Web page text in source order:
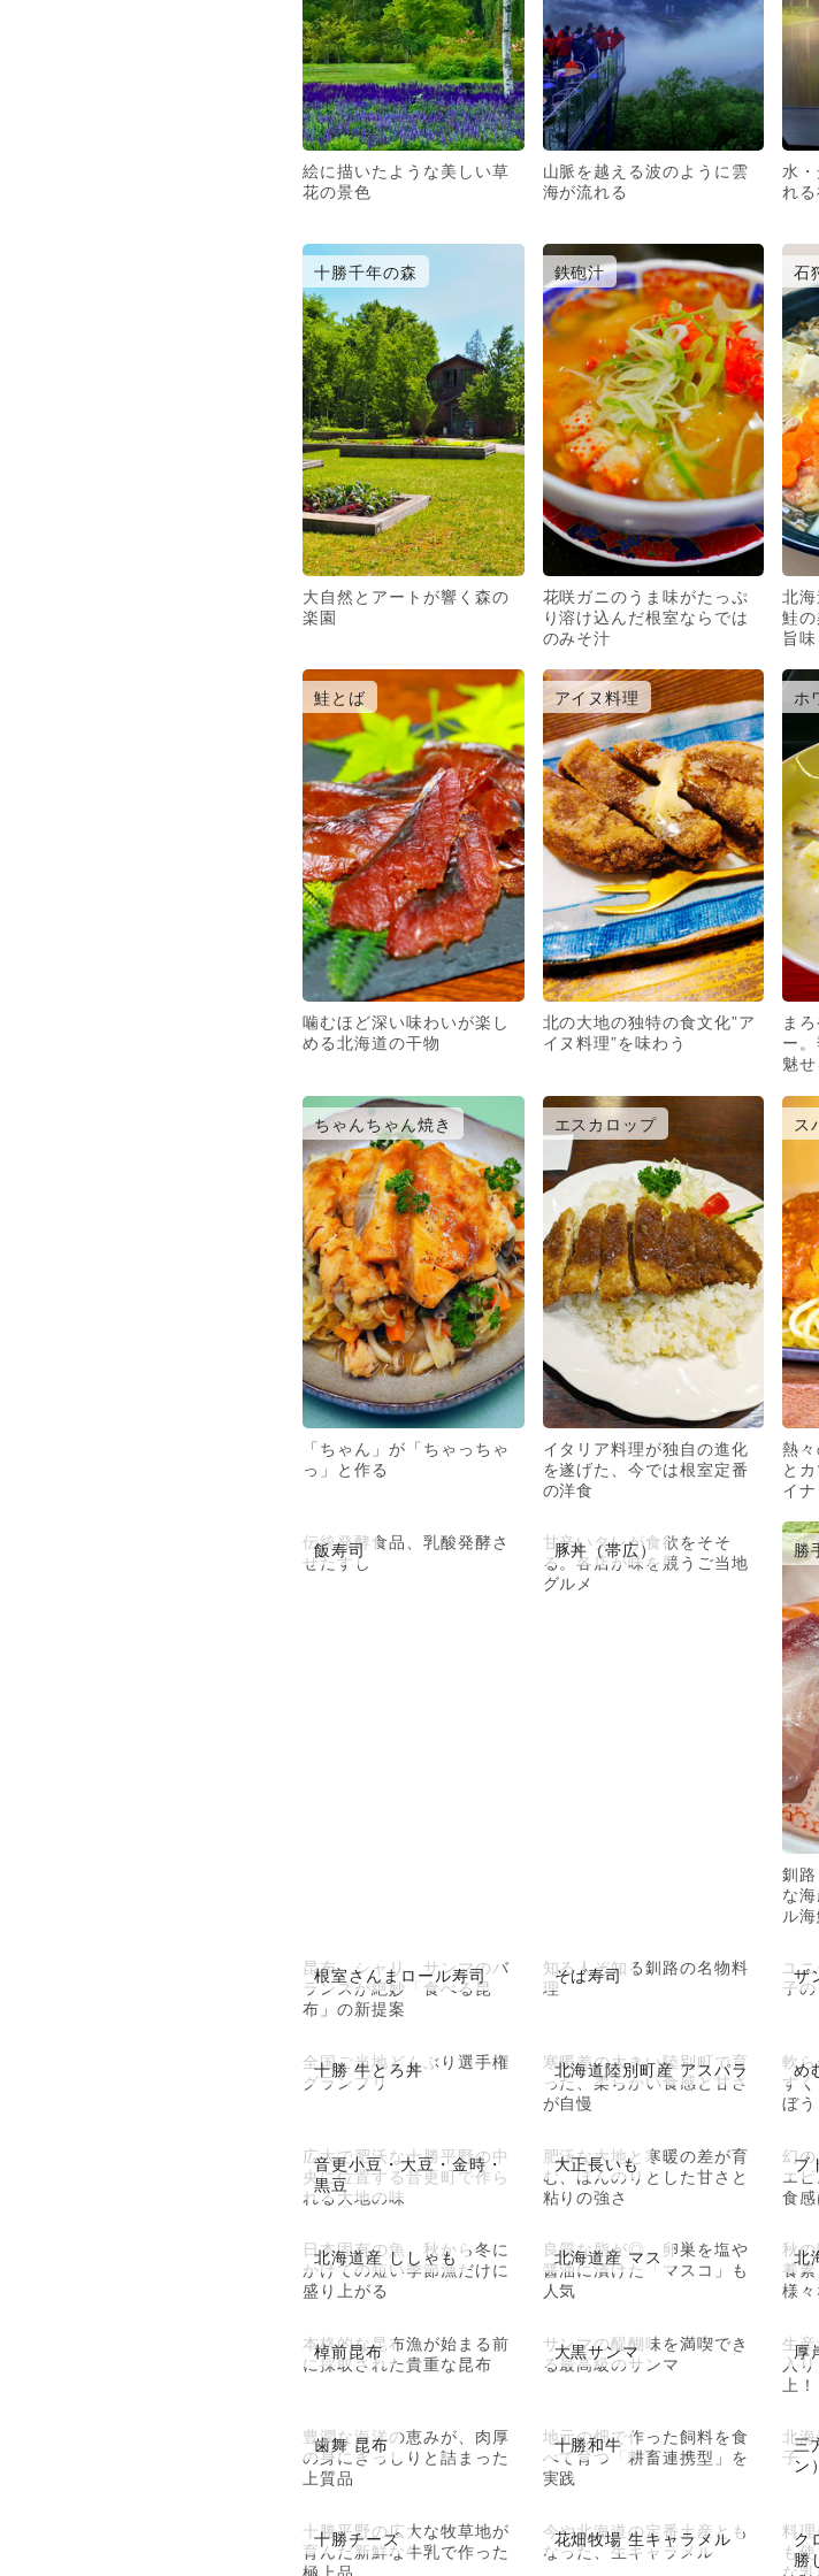
絵に描いたような美しい草
花の景色
山脈を越える波のように雲
海が流れる
水
れ
十勝千年の森
大自然とアートが響く森の
楽園
鉄砲汁
花咲ガニのうま味がたっぷ
り溶け込んだ根室ならでは
のみそ汁
石
北海
鮭
旨味
鮭とば
噛むほど深い味わいが楽し
める北海道の干物
アイヌ料理
北の大地の独特の食文化”ア
イヌ料理”を味わう
ホ
ま
ー
魅せ
ちゃんちゃん焼き
「ちゃん」が「ちゃっちゃ
っ」と作る
エスカロップ
イタリア料理が独自の進化
を遂げた、今では根室定番
の洋食
ス
熱
と
イ
飯寿司
伝統発酵食品、乳酸発酵さ
せたすし
豚丼（帯広）
甘辛いタレが食欲をそそ
る。各店が味を競うご当地
グルメ
勝
釧
な
ル
根室さんまロール寿司
昆布、シャリ、サンマのバ
ランスが絶妙「食べる昆
布」の新提案
そば寿司
知る人ぞ知る釧路の名物料
理
ザ
ユ
子
十勝 牛とろ丼
全国ご当地どんぶり選手権
グランプリ
北海道陸別町産 アスパラ
寒暖差の大きい陸別町で育
った、柔らかい食感と甘さ
が自慢
め
軟
す
ぼう
音更小豆・大豆・金時・
黒豆
広大で肥沃な十勝平野の中
央に位置する音更町で作ら
れる大地の味
大正長いも
肥沃な大地と寒暖の差が育
む、ほんのりとした甘さと
粘りの強さ
ブ
幻
エ
食感
北海道産 ししゃも
日本固有の魚。秋から冬に
かけての短い季節漁だけに
盛り上がる
北海道産 マス
良質な脂が◎。卵巣を塩や
醤油に漬けた「マスコ」も
人気
北
秋
養
様
棹前昆布
本格的な昆布漁が始まる前
に採取された貴重な昆布
大黒サンマ
サンマの醍醐味を満喫でき
る最高級のサンマ
厚
生
入
上！
歯舞 昆布
豊潤な海洋の恵みが、肉厚
の身にぎっしりと詰まった
上質品
十勝和牛
地元の畑で作った飼料を食
べて育つ「耕畜連携型」を
実践
三
ン）
北
子
十勝チーズ
十勝平野の広大な牧草地が
育んだ新鮮な牛乳で作った
花畑牧場 生キャラメル
今や北海道の定番土産とも
なった、生キャラメル
ク
勝
料
も